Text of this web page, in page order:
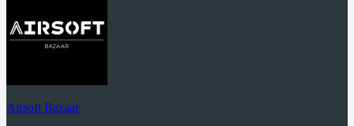
Airsoft Bazaar